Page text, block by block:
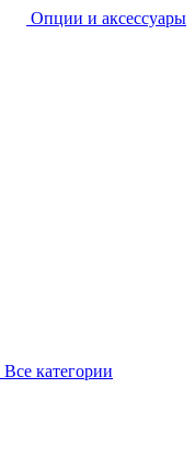
Опции и аксессуары
Все категории